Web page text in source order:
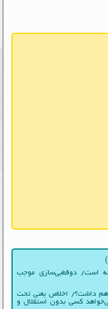
است/ دوقطبی‌سازی موجب
هم داشت؟/ اخلاص یعنی تحت
کسی بدون استقلال و